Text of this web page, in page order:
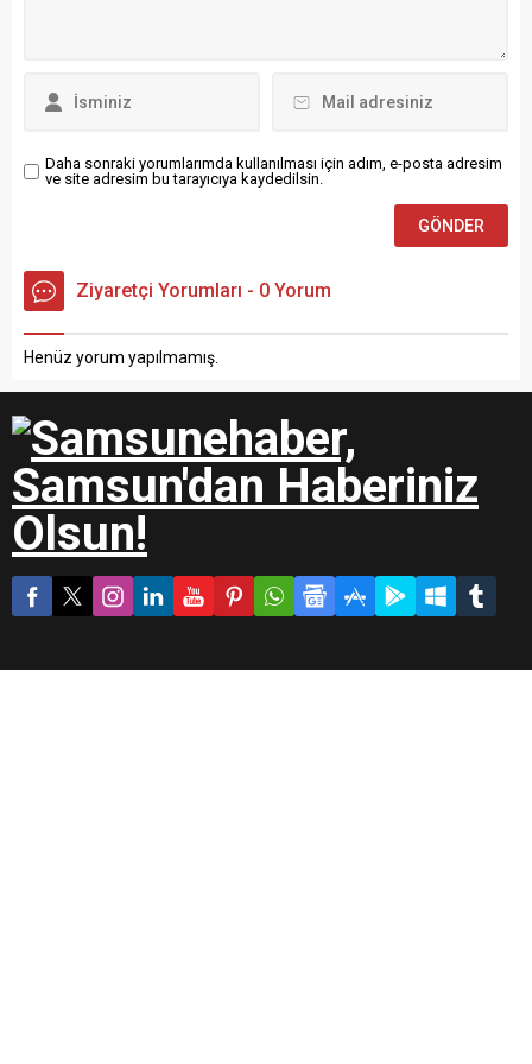
mutluyum. 24 Kasım
olsun
Daha sonraki yorumlarımda kullanılması için adım, e-posta adresim
ve site adresim bu tarayıcıya kaydedilsin.
Ziyaretçi Yorumları - 0 Yorum
Henüz yorum yapılmamış.